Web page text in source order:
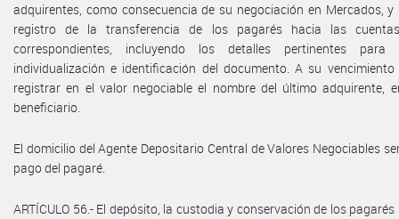
adquirentes, como consecuencia de su negociación en Mercados, y
registro de la transferencia de los pagarés hacia las
correspondientes, incluyendo los detalles pertinentes
individualización e identificación del documento. A su
registrar en el valor negociable el nombre del último adquirente,
beneficiario.
El domicilio del Agente Depositario Central de Valores Negociables
pago del pagaré.
ARTÍCULO 56.- El depósito, la custodia y conservación de los